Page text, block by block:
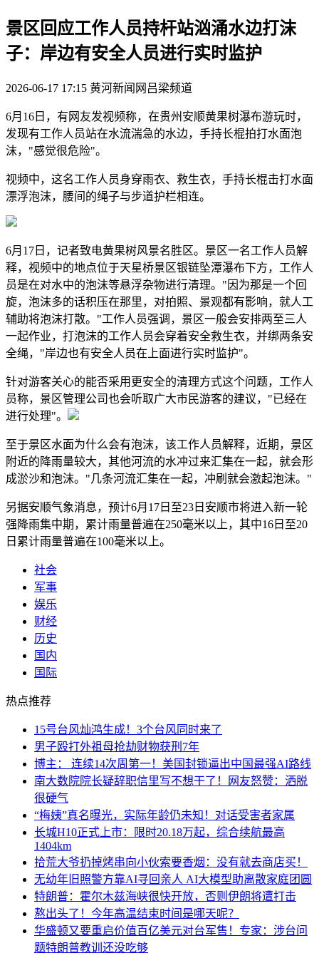
景区回应工作人员持杆站汹涌水边打沫
子：岸边有安全人员进行实时监护
2026-06-17 17:15 黄河新闻网吕梁频道
6月16日，有网友发视频称，在贵州安顺黄果树瀑布游玩时，
发现有工作人员站在水流湍急的水边，手持长棍拍打水面泡
沫，"感觉很危险"。
视频中，这名工作人员身穿雨衣、救生衣，手持长棍击打水面
漂浮泡沫，腰间的绳子与步道护栏相连。
6月17日，记者致电黄果树风景名胜区。景区一名工作人员解
释，视频中的地点位于天星桥景区银链坠潭瀑布下方，工作人
员是在对水中的泡沫等悬浮杂物进行清理。"因为那是一个回
旋，泡沫多的话积压在那里，对拍照、景观都有影响，就人工
辅助将泡沫打散。"工作人员强调，景区一般会安排两至三人
一起作业，打泡沫的工作人员会穿着安全救生衣，并绑两条安
全绳，"岸边也有安全人员在上面进行实时监护"。
针对游客关心的能否采用更安全的清理方式这个问题，工作人
员称，景区管理公司也会听取广大市民游客的建议，"已经在
进行处理"。
至于景区水面为什么会有泡沫，该工作人员解释，近期，景区
附近的降雨量较大，其他河流的水冲过来汇集在一起，就会形
成淤沙和泡沫。"几条河流汇集在一起，冲刷就会激起泡沫。"
另据安顺气象消息，预计6月17日至23日安顺市将进入新一轮
强降雨集中期，累计雨量普遍在250毫米以上，其中16日至20
日累计雨量普遍在100毫米以上。
社会
军事
娱乐
财经
历史
国内
国际
热点推荐
15号台风灿鸿生成！3个台风同时来了
男子殴打外祖母抢劫财物获刑7年
博主： 连续14次周第一！美国封锁逼出中国最强AI路线
南大数院院长疑辞职信里写不想干了！网友怒赞：洒脱
很硬气
“梅姨”真名曝光，实际年龄仍未知！对话受害者家属
长城H10正式上市：限时20.18万起，综合续航最高
1404km
拾荒大爷扔掉烤串向小伙索要香烟：没有就去商店买！
无幼年旧照警方靠AI寻回亲人 AI大模型助离散家庭团圆
特朗普：霍尔木兹海峡很快开放，否则伊朗将遭打击
熬出头了！今年高温结束时间是哪天呢？
华盛顿又要重启价值百亿美元对台军售！专家：涉台问
题特朗普教训还没吃够